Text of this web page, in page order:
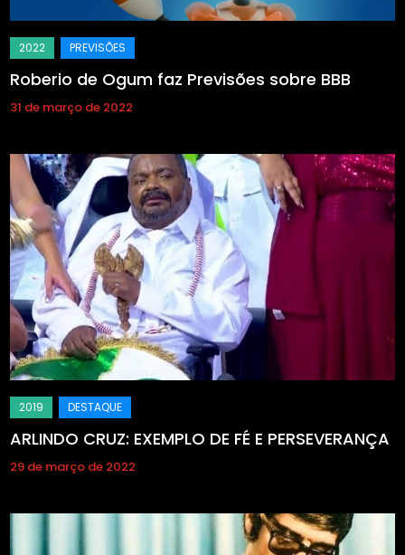
Roberio de Ogum faz Previsões sobre BBB
31 de março de 2022
ARLINDO CRUZ: EXEMPLO DE FÉ E PERSEVERANÇA
29 de março de 2022